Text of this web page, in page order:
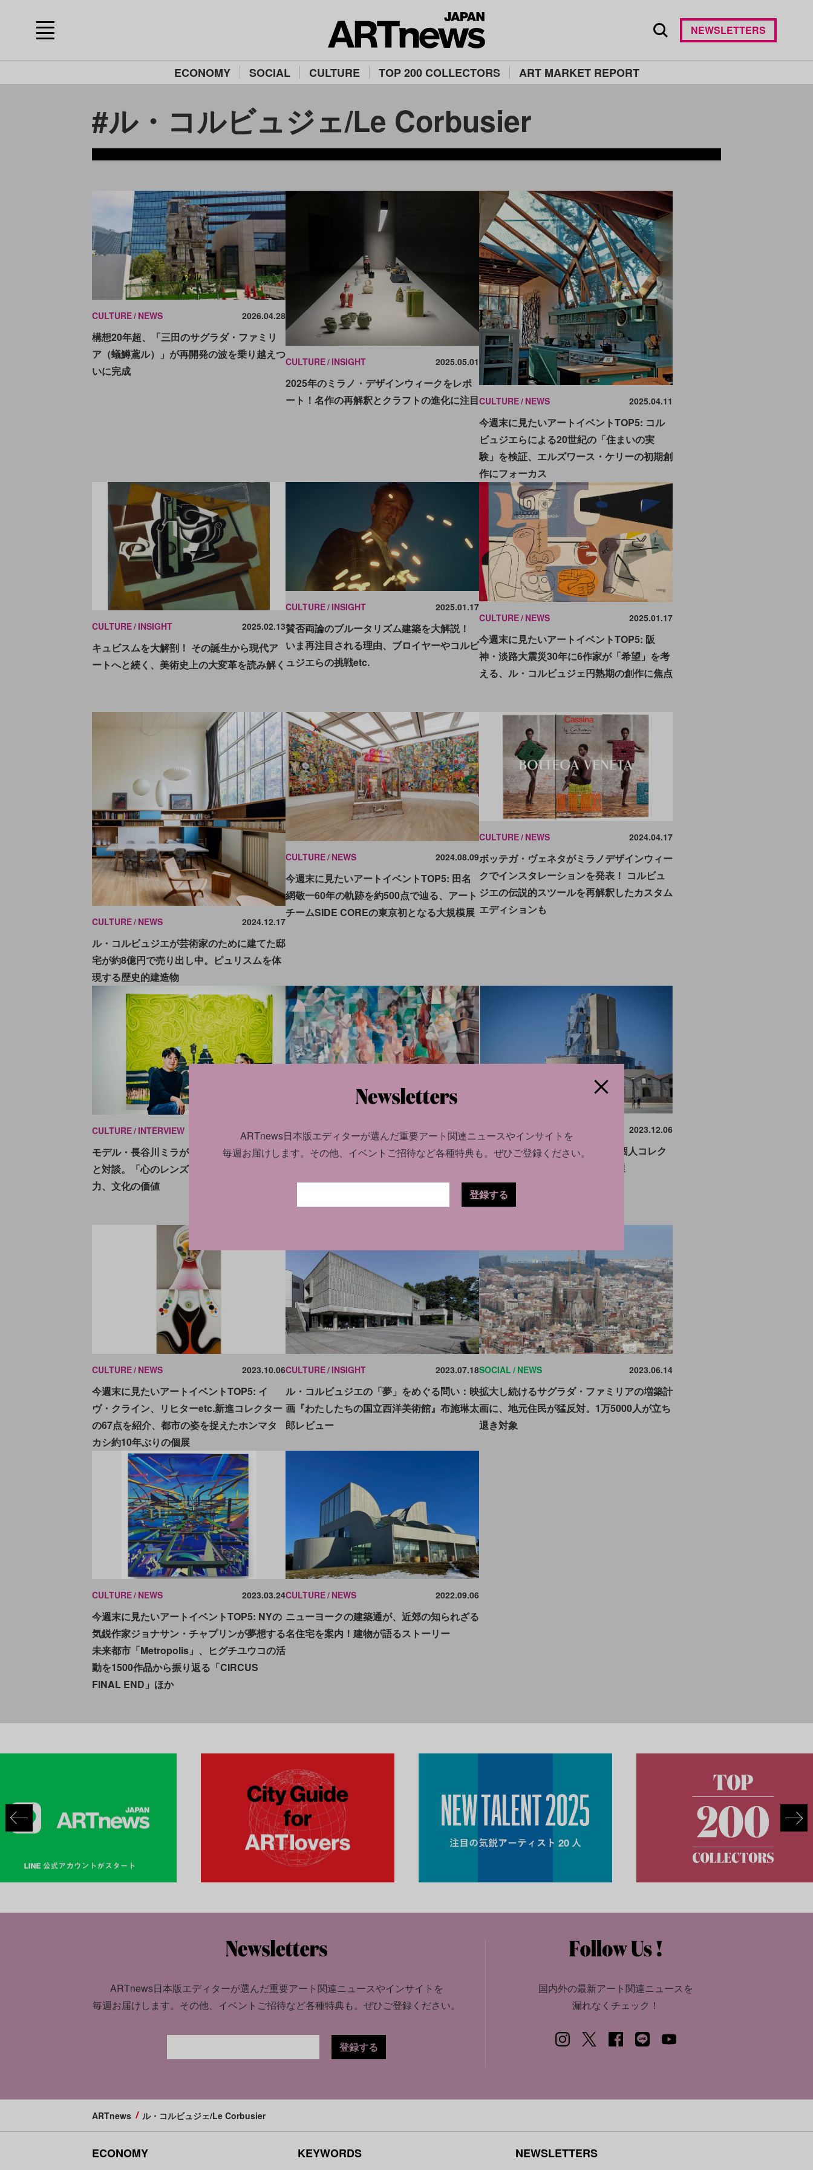
ECONOMY SOCIAL CULTURE TOP 200 COLLECTORS ART MARKET REPORT
NEWSLETTERS
#ル・コルビュジェ/Le Corbusier
CULTURE NEWS 2026.04.28
構想20年超、「三田のサグラダ・ファミリ
ア（蟻鱒鳶ル）」が再開発の波を乗り越えつ
いに完成
CULTURE INSIGHT 2025.05.01
2025年のミラノ・デザインウィークをレポ
ート！名作の再解釈とクラフトの進化に注目CULTURE NEWS 2025.04.11
今週末に見たいアートイベントTOP5: コル
ビュジエらによる20世紀の「住まいの実
験」を検証、エルズワース・ケリーの初期創
作にフォーカス
CULTURE INSIGHT 2025.02.13
キュビスムを大解剖！ その誕生から現代ア
ートへと続く、美術史上の大変革を読み解く
CULTURE INSIGHT 2025.01.17
賛否両論のブルータリズム建築を大解説！
いま再注目される理由、ブロイヤーやコルビ
ュジエらの挑戦etc.
CULTURE NEWS 2025.01.17
今週末に見たいアートイベントTOP5: 阪
神・淡路大震災30年に6作家が「希望」を考
える、ル・コルビュジェ円熟期の創作に焦点
CULTURE NEWS 2024.12.17
ル・コルビュジエが芸術家のために建てた邸
宅が約8億円で売り出し中。ピュリスムを体
現する歴史的建造物
CULTURE NEWS 2024.08.09
今週末に見たいアートイベントTOP5: 田名
網敬一60年の軌跡を約500点で辿る、アート
チームSIDE COREの東京初となる大規模展
CULTURE NEWS 2024.04.17
ボッテガ・ヴェネタがミラノデザインウィー
クでインスタレーションを発表！ コルビュ
ジエの伝説的スツールを再解釈したカスタム
エディションも
CULTURE INTERVIEW 2023.12.28
モデル・長谷川ミラが、コレクターの竹内真
と対談。「心のレンズ」展が伝えるアートの
力、文化の価値
CULTURE NEWS 2023.12.08
今週末に見たいアートイベントTOP5: 約140
リチャード・セラが新作ドローイングを発表
CULTURE INSIGHT 2023.12.06
アートで巡るフランス──貴重な個人コレク
ションに出合えるアート財団15選
CULTURE NEWS 2023.10.06
今週末に見たいアートイベントTOP5: イ
ヴ・クライン、リヒターetc.新進コレクター
の67点を紹介、都市の姿を捉えたホンマタ
カシ約10年ぶりの個展
CULTURE INSIGHT 2023.07.18
ル・コルビュジエの「夢」をめぐる問い：映
画『わたしたちの国立西洋美術館』布施琳太
郎レビュー
SOCIAL NEWS 2023.06.14
拡大し続けるサグラダ・ファミリアの増築計
画に、地元住民が猛反対。1万5000人が立ち
退き対象
CULTURE NEWS 2023.03.24
今週末に見たいアートイベントTOP5: NYの
気鋭作家ジョナサン・チャプリンが夢想する
未来都市「Metropolis」、ヒグチユウコの活
動を1500作品から振り返る「CIRCUS
FINAL END」ほか
CULTURE NEWS 2022.09.06
ニューヨークの建築通が、近郊の知られざる
名住宅を案内！建物が語るストーリー
ARTnews日本版エディターが選んだ重要アート関連ニュースやインサイトを
毎週お届けします。 その他、イベントご招待など各種特典も。 ぜひご登録ください。
登録する
国内外の最新アート関連ニュースを
漏れなくチェック！
ARTnews ル・コルビュジェ/Le Corbusier
ARTnews日本版エディターが選んだ重要アート関連ニュースやインサイトを
毎週お届けします。 その他、イベントご招待など各種特典も。ぜひご登録ください。
登録する
ECONOMY
KEYWORDS
NEWSLETTERS